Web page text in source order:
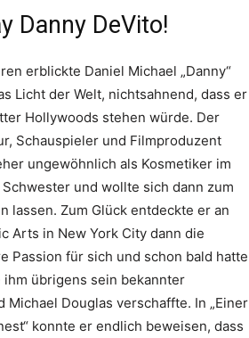
Danny DeVito!
erblickte Daniel Michael „Danny“
Licht der Welt, nichtsahnend, dass er
Hollywoods stehen würde. Der
Schauspieler und Filmproduzent
ungewöhnlich als Kosmetiker im
und wollte sich dann zum
lassen. Zum Glück entdeckte er an
Arts in New York City dann die
Passion für sich und schon bald hatte
übrigens sein bekannter
Michael Douglas verschaffte. In „Einer
konnte er endlich beweisen, dass